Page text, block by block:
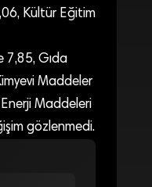
Kültür Eğitim
Gıda
Maddeler
Maddeleri
gözlenmedi.